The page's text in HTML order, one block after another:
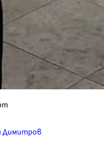
Димитров